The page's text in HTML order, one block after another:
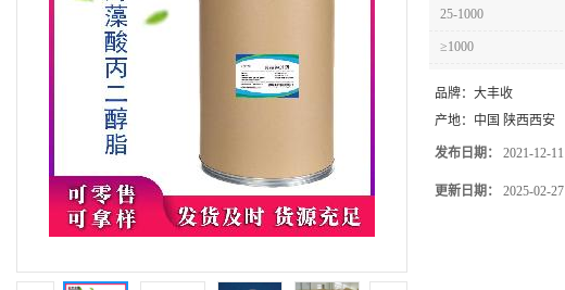
25-1000
≥1000
品牌： 大丰收
产地： 中国 陕西西安
发布日期： 2021-12-11
更新日期： 2025-02-27